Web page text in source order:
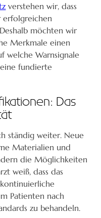
verstehen wir, dass
erfolgreichen
möchten wir
Merkmale einen
welche Warnsignale
fundierte
Das
ständig weiter. Neue
Materialien und
die Möglichkeiten
weiß, dass das
Patienten nach
zu behandeln.